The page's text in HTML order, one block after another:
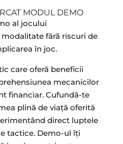
MODUL DEMO
al jocului
fără riscuri de
în joc.
care oferă beneficii
mecanicilor
financiar. Cufundă-te
plină de viață oferită
direct luptele
tactice. Demo-ul îți